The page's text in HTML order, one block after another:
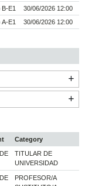
E1
30/06/2026 12:00
E1 30/06/2026 12:00
Category
TITULAR DE
UNIVERSIDAD
PROFESOR/A